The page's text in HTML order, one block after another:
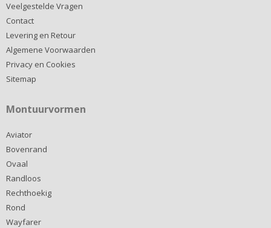
Veelgestelde Vragen
Contact
Levering en Retour
Algemene Voorwaarden
Privacy en Cookies
Sitemap
Montuurvormen
Aviator
Bovenrand
Ovaal
Randloos
Rechthoekig
Rond
Wayfarer